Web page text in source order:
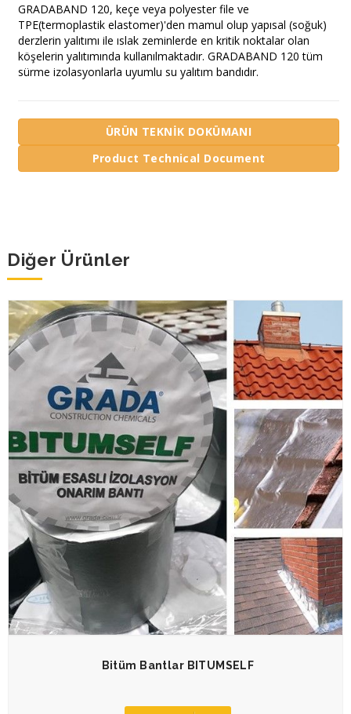
GRADABAND 120, keçe veya polyester file ve
TPE(termoplastik elastomer)'den mamul olup yapısal (soğuk)
derzlerin yalıtımı ile ıslak zeminlerde en kritik noktalar olan
köşelerin yalıtımında kullanılmaktadır. GRADABAND 120 tüm
sürme izolasyonlarla uyumlu su yalıtım bandıdır.
ÜRÜN TEKNİK DOKÜMANI
Product Technical Document
Diğer Ürünler
Bitüm Bantlar BITUMSELF